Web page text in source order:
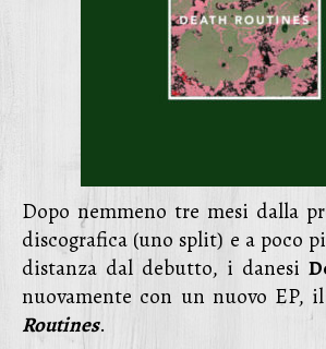
Dopo nemmeno tre mesi dalla
discografica (uno split) e a poco
distanza dal debutto, i danesi
nuovamente con un nuovo EP,
Routines.